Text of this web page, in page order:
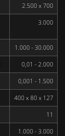
2.500 x 700
3.000
1.000 - 30.000
0,01 - 2.000
0,001 - 1.500
400 x 80 x 127
11
1.000 - 3.000